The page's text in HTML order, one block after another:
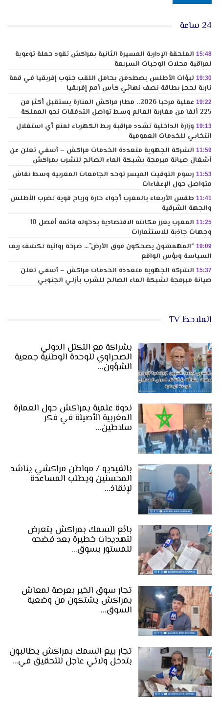
24 ساعة
15:48 الملحقة الإدارية المسيرة الثانية بمراكش تقود حملة توعوية
لمراقبة محلات الوجبات السريعة
19:30 لبؤات الأطلس يصطدمن بحامل اللقب جنوب إفريقيا في قمة
نارية لحجز بطاقة نصف نهائي كأس أمم إفريقيا
19:22
عملية مرحبا 2026.. مطار مراكش المنارة يستقبل أكثر من
225 ألفا من مغاربة العالم وسط تواصل التدفقات نحو المملكة
19:13 وزارة الداخلية تشدد مراقبة ربط الكهرباء لمنع أي استغلال
انتخابي للخدمات العمومية
11:59 الشركة الجهوية متعددة الخدمات مراكش – آسفي تعلن عن
أشغال صيانة مبرمجة بشبكة الماء الصالح للشرب بمراكش
11:53 رسوم التوقيت الميسر توحد الجامعات المغربية وسط نقاش
متواصل حول الإعفاءات
11:41 طقس الأربعاء بالمغرب أجواء حارة ورياح قوية تضرب الأطلس
والجهة الشرقية
11:25
المغرب يعزز مكانته الاقتصادية بدخوله قائمة أفضل 10
وجهات جاذبة للاستثمارات
19:09 “المهمشون يضحكون فوق الأرض”… صرخة روائية تكشف زيف
السياسة وبؤس الواقع
15:37 الشركة الجهوية متعددة الخدمات مراكش – آسفي تعلن
صيانة مبرمجة لشبكة الماء الصالح للشرب بأزلي الجنوبي
الملاحظ TV
بشراكة مع التكتل الدولي
الصحراوي للوحدة الوطنية جمعية
الشؤون…
ندوة علمية بمراكش حول العمارة
المغربية الأصيلة في فكر
سلاطين…
بالفيديو / مواطن مراكشي يناشد
المحسنين ويطلب المساعدة
لإنقاذ…
بائع السمك بمراكش يتعرض
لتهديدات خطيرة بعد فضحه
للمستور بسوق…
تجار سوق الخير بعرصة لمعاش
بمراكش يشتكون من وضعية
السوق…
تجار بيع السمك بمراكش يطالبون
بتدخل ولائي عاجل للتحقيق في…